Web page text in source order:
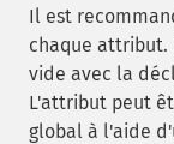
Il est
chaque attribut.
vide avec la
L'attribut peut
global à l'aide